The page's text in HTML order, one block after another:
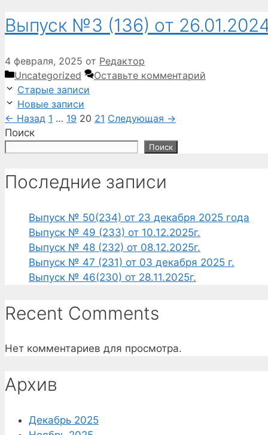
Выпуск №3 (136) от
4 февраля, 2025 от Редактор
Рубрики
Uncategorized
Оставьте комментарий
Старые записи
Новые записи
← Назад Страница
1 … Страница
19 Страница
20 Страница
21 Следующая →
Поиск
Поиск
Последние записи
Выпуск № 50(234) от 23 декабря 2025 года
Выпуск № 49 (233) от 10.12.2025г.
Выпуск № 48 (232) от 08.12.2025г.
Выпуск № 47 (231) от 03 декабря 2025 г.
Выпуск № 46(230) от 28.11.2025г.
Recent Comments
Нет комментариев для просмотра.
Архив
Декабрь 2025